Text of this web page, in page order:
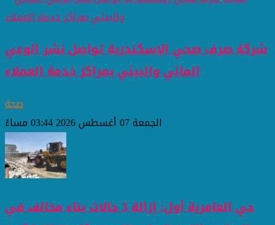
شركة صرف صحي الإسكندرية تواصل نشر الوعي
المائي والبيئي بمراكز خدمة العملاء
صحة
الجمعة 07 أغسطس 2026 03:44 مساءً
حي العامرية أول: إزالة 3 حالات بناء مخالف في